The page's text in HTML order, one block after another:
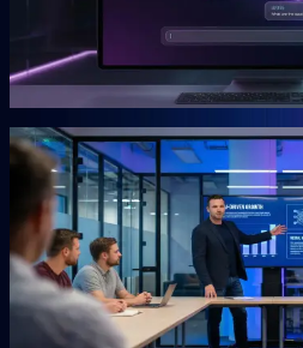
Snipbird ist das Tool, das Benno für
Hype. Kein Basteln. Bewährte
Unterstützung, direkt einsetzbar.
Gründer
KI-Marketing-Studio
Marketing für den Mittelstand, ohne
Für Unternehmer, die keine Zeit für
Ergebnisse wollen. Das Studio
sonst eine externe Agentur
Agenturpreise, ohne endlose